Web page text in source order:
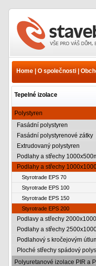
Polystyren -
Styrotrade EPS
Home| O společnosti|
Tepelné izolace
Polystyren
Fasádní polystyren
Fasádní polystyrenové zátky
Extrudovaný polystyren
Podlahy a střechy
Podlahy a střechy
Styrotrade EPS 70
Styrotrade EPS 100
Styrotrade EPS 150
Styrotrade EPS 200
Podlavy a střechy
Podlahy a střechy
Podlahový s kročejovým
Ploché střechy spádový
Polyuretanové izolace PIR a